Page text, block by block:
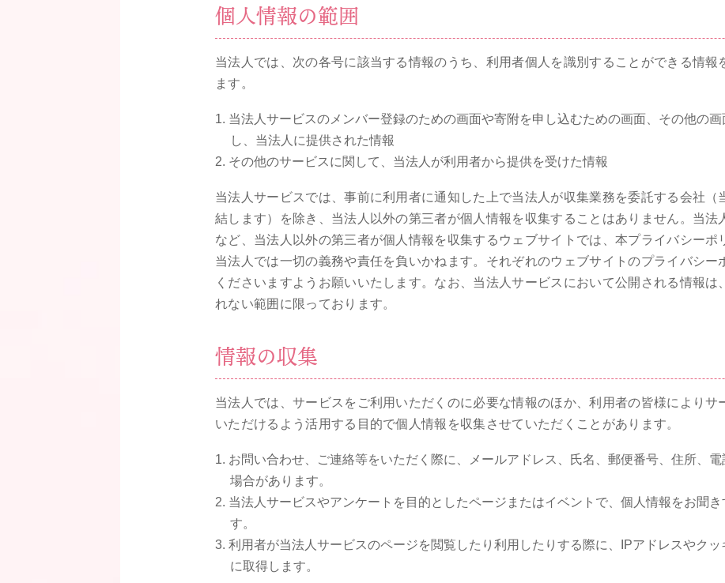
個人情報の範囲
当法人では、次の各号に該当する情報のうち、利用者個人を識別することができる情報
ます。
当法人サービスのメンバー登録のための画面や寄附を申し込むための画面、その他の画
し、当法人に提供された情報
その他のサービスに関して、当法人が利用者から提供を受けた情報
当法人サービスでは、事前に利用者に通知した上で当法人が収集業務を委託する会社（
結します）を除き、当法人以外の第三者が個人情報を収集することはありません。当法
など、当法人以外の第三者が個人情報を収集するウェブサイトでは、本プライバシーポ
当法人では一切の義務や責任を負いかねます。それぞれのウェブサイトのプライバシー
くださいますようお願いいたします。なお、当法人サービスにおいて公開される情報は
れない範囲に限っております。
情報の収集
当法人では、サービスをご利用いただくのに必要な情報のほか、利用者の皆様によりサ
いただけるよう活用する目的で個人情報を収集させていただくことがあります。
お問い合わせ、ご連絡等をいただく際に、メールアドレス、氏名、郵便番号、住所、
場合があります。
当法人サービスやアンケートを目的としたページまたはイベントで、個人情報をお聞き
す。
利用者が当法人サービスのページを閲覧したり利用したりする際に、IPアドレスやク
に取得します。